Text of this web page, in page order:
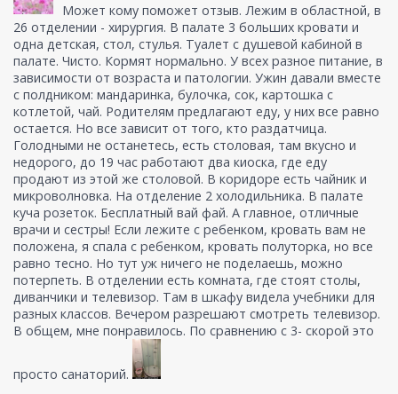
Может кому поможет отзыв. Лежим в областной, в
26 отделении - хирургия. В палате 3 больших кровати и
одна детская, стол, стулья. Туалет с душевой кабиной в
палате. Чисто. Кормят нормально. У всех разное питание, в
зависимости от возраста и патологии. Ужин давали вместе
с полдником: мандаринка, булочка, сок, картошка с
котлетой, чай. Родителям предлагают еду, у них все равно
остается. Но все зависит от того, кто раздатчица.
Голодными не останетесь, есть столовая, там вкусно и
недорого, до 19 час работают два киоска, где еду
продают из этой же столовой. В коридоре есть чайник и
микроволновка. На отделение 2 холодильника. В палате
куча розеток. Бесплатный вай фай. А главное, отличные
врачи и сестры! Если лежите с ребенком, кровать вам не
положена, я спала с ребенком, кровать полуторка, но все
равно тесно. Но тут уж ничего не поделаешь, можно
потерпеть. В отделении есть комната, где стоят столы,
диванчики и телевизор. Там в шкафу видела учебники для
разных классов. Вечером разрешают смотреть телевизор.
В общем, мне понравилось. По сравнению с 3- скорой это
просто санаторий.